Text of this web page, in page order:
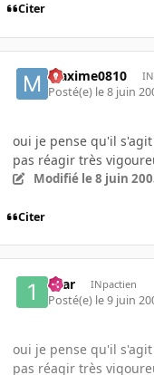
Citer
Maxime0810
Posté(e) le 8 juin
oui je pense qu'il
pas réagir très
Modifié le 8 juin
Citer
16ar INpactien
Posté(e) le 9 juin
oui je pense qu'il
pas réagir très